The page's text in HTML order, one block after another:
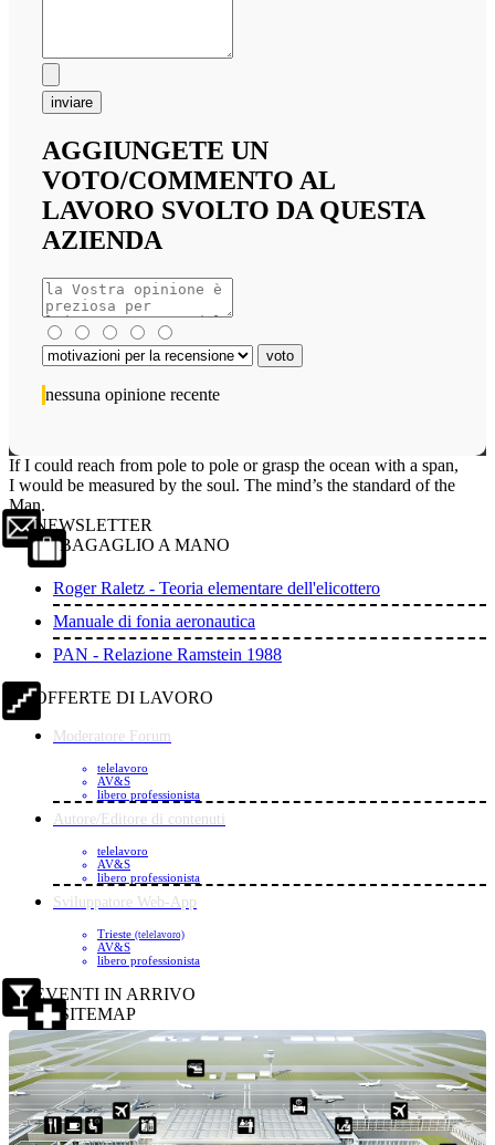
inviare
AGGIUNGETE UN
VOTO/COMMENTO AL
LAVORO SVOLTO DA QUESTA
AZIENDA
nessuna opinione recente
If I could reach from pole to pole or grasp the ocean with a span,
I would be measured by the soul. The mind’s the standard of the
Man.
NEWSLETTER
BAGAGLIO A MANO
Roger Raletz - Teoria elementare dell'elicottero
Manuale di fonia aeronautica
PAN - Relazione Ramstein 1988
OFFERTE DI LAVORO
Moderatore Forum
telelavoro
AV&S
libero professionista
Autore/Editore di contenuti
telelavoro
AV&S
libero professionista
Sviluppatore Web-App
Trieste (telelavoro)
AV&S
libero professionista
EVENTI IN ARRIVO
SITEMAP